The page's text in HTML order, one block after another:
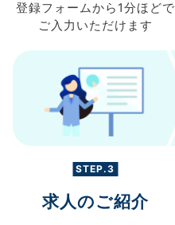
登録フォームから 1分ほどで
ご入力 いただけます
STEP.3
求人のご紹介